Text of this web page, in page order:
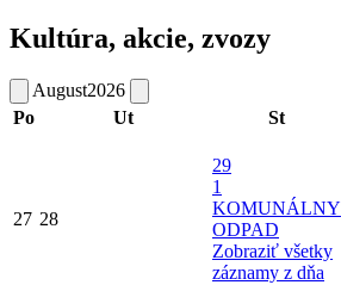
Kultúra, akcie, zvozy
August2026
Po
Ut St
27 28
29
1
KOMUNÁLNY
ODPAD
Zobraziť všetky
záznamy z dňa